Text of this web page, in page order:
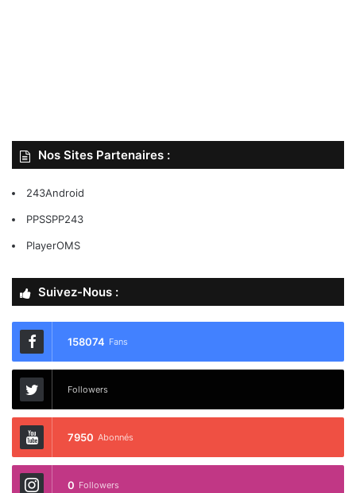
Nos Sites Partenaires :
243Android
PPSSPP243
PlayerOMS
Suivez-Nous :
158074 Fans
Followers
7950 Abonnés
0 Followers